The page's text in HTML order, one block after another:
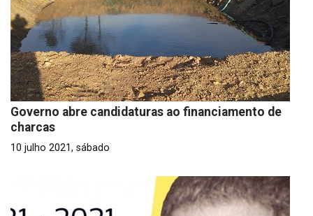
Governo abre candidaturas ao financiamento de
charcas
10 julho 2021, sábado